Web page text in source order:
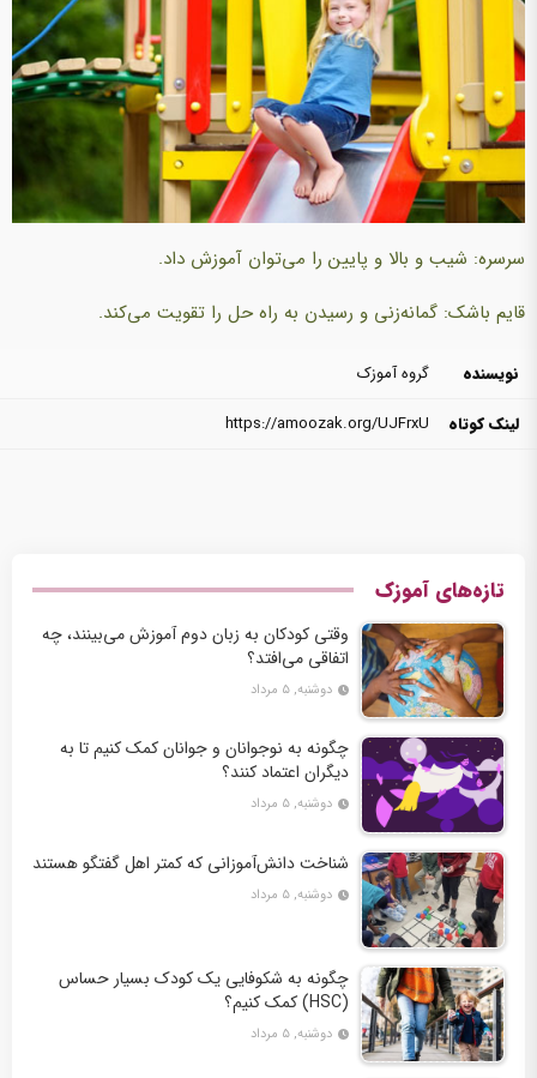
سرسره: شیب و بالا و پایین را می‌توان آموزش داد.
قایم باشک: گمانه‌زنی و رسیدن به راه حل را تقویت می‌کند.
نویسنده
گروه آموزک
لینک کوتاه
https://amoozak.org/UJFrxU
تازه‌های آموزک
وقتی کودکان به زبان دوم آموزش می‌بینند، چه
اتفاقی می‌افتد؟
دوشنبه, ۵ مرداد
چگونه به نوجوانان و جوانان کمک کنیم تا به
دیگران اعتماد کنند؟
دوشنبه, ۵ مرداد
شناخت دانش‌آموزانی که کمتر اهل گفتگو هستند
دوشنبه, ۵ مرداد
چگونه به شکوفایی یک کودک بسیار حساس
(HSC) کمک کنیم؟
دوشنبه, ۵ مرداد